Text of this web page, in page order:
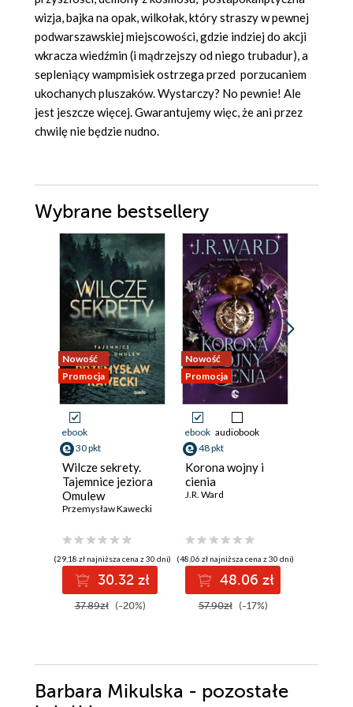
wizja, bajka na opak, wilkołak, który straszy w pewnej
podwarszawskiej miejscowości, gdzie indziej do akcji
wkracza wiedźmin (i mądrzejszy od niego trubadur), a
sepleniący wampmisiek ostrzega przed porzucaniem
ukochanych pluszaków. Wystarczy? No pewnie! Ale
jest jeszcze więcej. Gwarantujemy więc, że ani przez
chwilę nie będzie nudno.
Wybrane bestsellery
Nowość
Promocja
ebook
30 pkt
Wilcze sekrety.
Tajemnice jeziora
Omulew
Przemysław Kawecki
(29,18 zł najniższa cena z 30 dni)
30.32 zł
37.89zł (-20%)
Nowość
Promocja
ebook audiobook
48 pkt
Korona wojny i
cienia
J.R. Ward
(48,06 zł najniższa cena z 30 dni)
48.06 zł
57.90zł (-17%)
Barbara Mikulska - pozostałe